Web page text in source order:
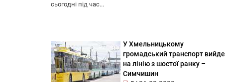
сьогодні під час...
У Хмельницькому
громадський транспорт вийде
на лінію з шостої ранку –
Симчишин